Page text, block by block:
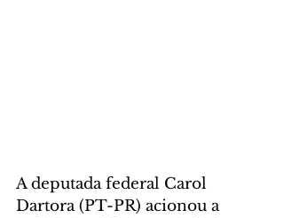
A deputada federal Carol
Dartora (PT-PR) acionou a